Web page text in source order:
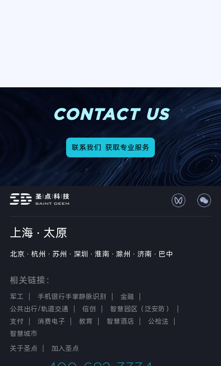
CONTACT US
联系我们 获取专业服务
上海 · 太原
北京 · 杭州 · 苏州 · 深圳 · 淮南 · 滁州 · 济南 · 巴中
相关链接：
军工 手机银行手掌静脉识别
金融
公共出行/轨道交通
信创
智慧园区（泛安防）
支付
消费电子 教育 智慧酒店
公检法
智慧城市
关于圣点
加入圣点